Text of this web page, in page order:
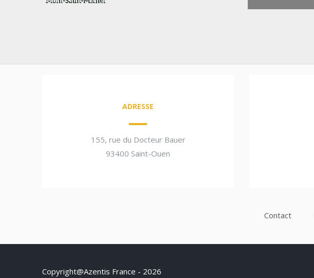
ADRESSE
155, rue du Docteur Bauer
93400 Saint-Ouen
Contact
Copyright@Azentis France - 2026